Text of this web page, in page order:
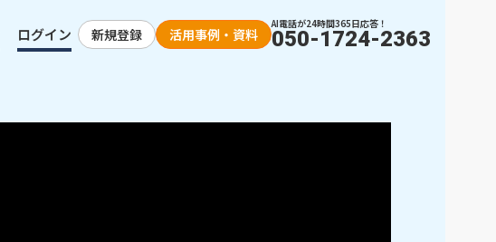
ログイン 新規登録 活用事例・資料
AI電話が24時間365日応答！
050-1724-2363